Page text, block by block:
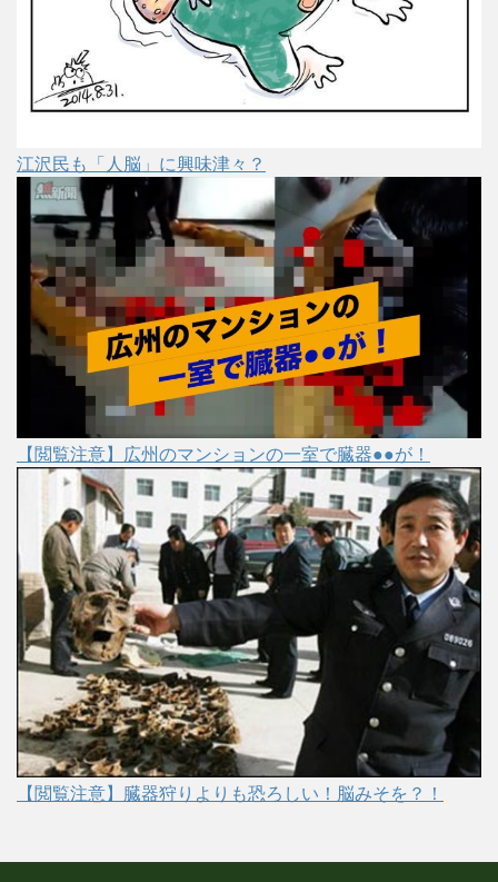
江沢民も「人脳」に興味津々？
【閲覧注意】広州のマンションの一室で臓器●●が！
【閲覧注意】臓器狩りよりも恐ろしい！脳みそを？！